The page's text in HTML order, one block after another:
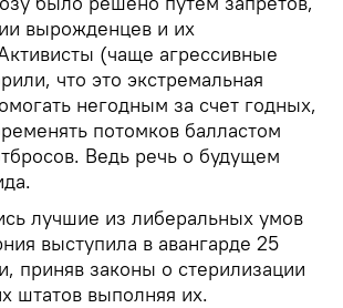
вырожденцев и их
(чаще агрессивные
что это экстремальная
негодным за счет годных,
потомков балластом
Ведь речь о будущем
лучшие из либеральных умов
выступила в авангарде 25
приняв законы о стерилизации
штатов выполняя их.